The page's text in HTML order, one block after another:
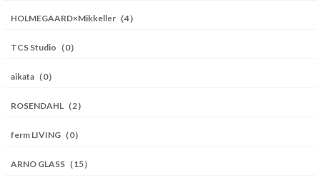
HOLMEGAARD×Mikkeller（4）
TCS Studio（0）
aikata（0）
ROSENDAHL（2）
ferm LIVING（0）
ARNO GLASS（15）